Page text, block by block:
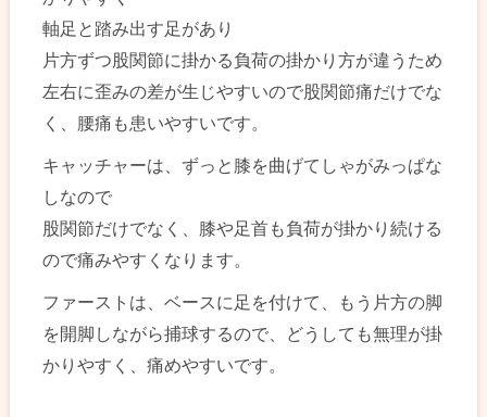
軸足と踏み出す足があり
片方ずつ股関節に掛かる負荷の掛かり方が違うため
左右に歪みの差が生じやすいので股関節痛だけでな
く、腰痛も患いやすいです。
キャッチャーは、ずっと膝を曲げてしゃがみっぱな
しなので
股関節だけでなく、膝や足首も負荷が掛かり続ける
ので痛みやすくなります。
ファーストは、ベースに足を付けて、もう片方の脚
を開脚しながら捕球するので、どうしても無理が掛
かりやすく、痛めやすいです。